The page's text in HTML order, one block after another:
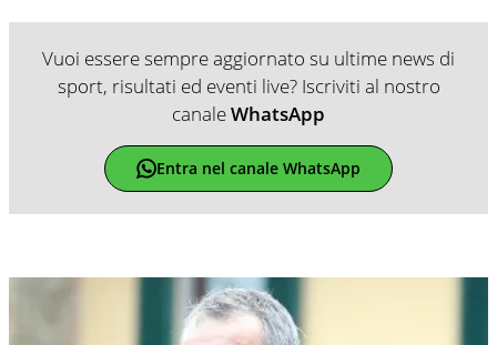
Vuoi essere sempre aggiornato su ultime news di
sport, risultati ed eventi live? Iscriviti al nostro
canaleWhatsApp
Entra nel canale WhatsApp